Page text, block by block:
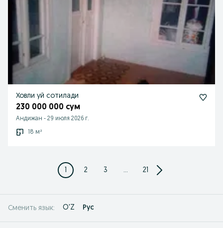
Ховли уй сотилади
230 000 000 сум
Андижан - 29 июля 2026 г.
18 м²
1 2 3 ... 21
Сменить язык: O'Z Рус